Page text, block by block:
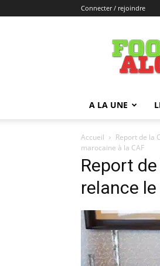
Connecter / rejoindre
A LA UNE
Accueil Report de la
marocaine à la CAF
Report
relance